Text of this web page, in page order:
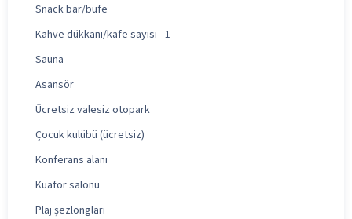
Snack bar/büfe
Kahve dükkanı/kafe sayısı - 1
Sauna
Asansör
Ücretsiz valesiz otopark
Çocuk kulübü (ücretsiz)
Konferans alanı
Kuaför salonu
Plaj şezlongları